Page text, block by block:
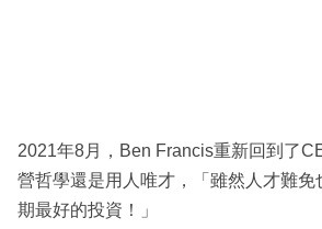
2021年8月，Ben Francis重新回到了
營哲學還是用人唯才，「雖然人才難免
期最好的投資！」